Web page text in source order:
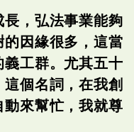
，弘法事業能夠
因緣很多，這當
工群。尤其五十
個名詞，在我創
來幫忙，我就尊